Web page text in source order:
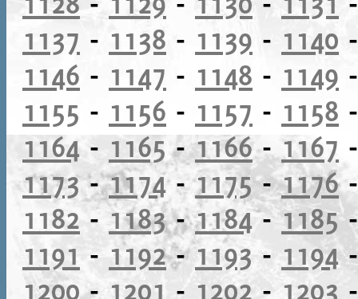
1137 - 1138 - 1139 - 1140
1146 - 1147 - 1148 - 1149
1155 - 1156 - 1157 - 1158
1164-1165-1166- 1167
1173-1174-1175-1176
1182 - 1183-1184-1185
1191 - 1192-1193- 1194
1200- 1201 - 1202 - 1203